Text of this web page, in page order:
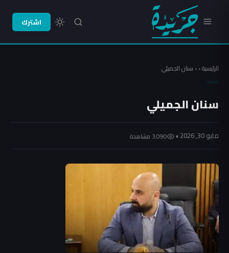
اشترك
الرئيسية‹
‹ سنان الجميلي
سنان الجميلي
مايو 30, 2026 • 3٬090 مشاهدة